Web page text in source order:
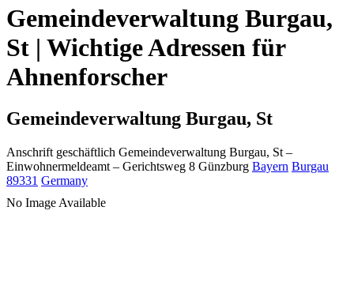
Gemeindeverwaltung Burgau,
St | Wichtige Adressen für
Ahnenforscher
Gemeindeverwaltung Burgau, St
Anschrift geschäftlich Gemeindeverwaltung Burgau, St –
Einwohnermeldeamt – Gerichtsweg 8 Günzburg Bayern Burgau
89331 Germany
No Image Available